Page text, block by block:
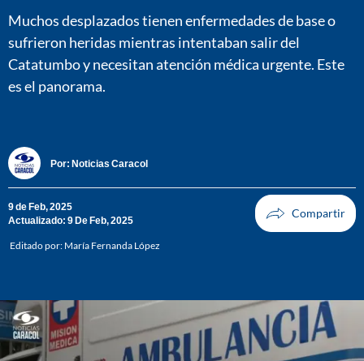
Muchos desplazados tienen enfermedades de base o
sufrieron heridas mientras intentaban salir del
Catatumbo y necesitan atención médica urgente. Este
es el panorama.
Por: Noticias Caracol
9 de Feb, 2025
Actualizado: 9 De Feb, 2025
Editado por: María Fernanda López